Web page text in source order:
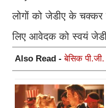
लोगों को जेडीए के
लिए आवेदक को स्वयं
Also Read -बेसिक पी.जी.